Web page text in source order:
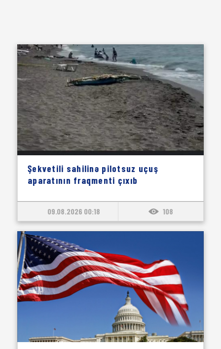
Şekvetili sahilinə pilotsuz uçuş
aparatının fraqmenti çıxıb
09.08.2026 00:18 108